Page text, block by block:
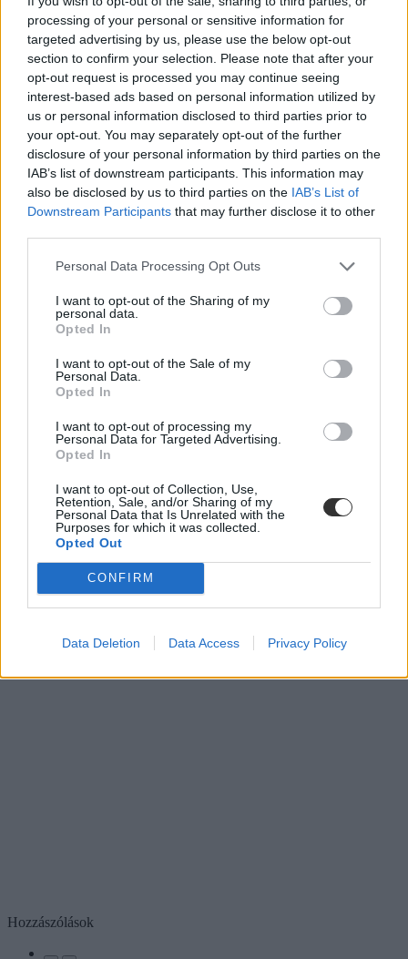
processing of your personal or sensitive information for
targeted advertising by us, please use the below opt-out
section to confirm your selection. Please note that after your
opt-out request is processed you may continue seeing
interest-based ads based on personal information utilized by
us or personal information disclosed to third parties prior to
your opt-out. You may separately opt-out of the further
disclosure of your personal information by third parties on the
IAB’s list of downstream participants. This information may
also be disclosed by us to third parties on the IAB’s List of
Downstream Participants that may further disclose it to other
Personal Data Processing Opt Outs
I want to opt-out of the Sharing of my
personal data.
Opted In
I want to opt-out of the Sale of my
Personal Data.
Opted In
I want to opt-out of processing my
Personal Data for Targeted Advertising.
Opted In
I want to opt-out of Collection, Use,
Retention, Sale, and/or Sharing of my
Personal Data that Is Unrelated with the
Purposes for which it was collected.
Opted Out
CONFIRM
Data Deletion Data Access Privacy Policy
egyetem
külföldi diák
orvos
külföldi egyetem
Hozzászólások